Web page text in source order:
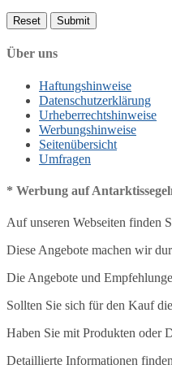
Über uns
Haftungshinweise
Datenschutzerklärung
Urheberrechtshinweise
Werbungshinweise
Seitenübersicht
Umfragen
* Werbung auf
Auf unseren Webseiten finden
Diese Angebote machen wir
Die Angebote und
Sollten Sie sich für den Kauf
Haben Sie mit Produkten oder
Detaillierte Informationen